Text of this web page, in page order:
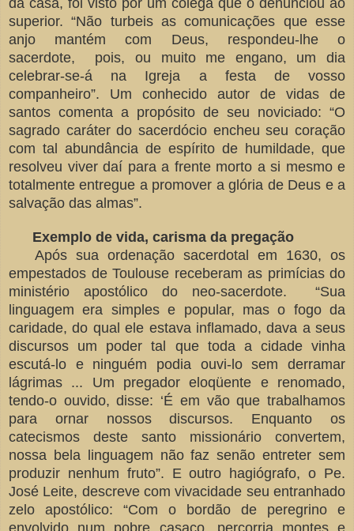
superior. “Não turbeis as comunicações que esse
anjo mantém com Deus, respondeu-lhe o
sacerdote, pois, ou muito me engano, um dia
celebrar-se-á na Igreja a festa de vosso
companheiro”. Um conhecido autor de vidas de
santos comenta a propósito de seu noviciado: “O
sagrado caráter do sacerdócio encheu seu coração
com tal abundância de espírito de humildade, que
resolveu viver daí para a frente morto a si mesmo e
totalmente entregue a promover a glória de Deus e a
salvação das almas”.
Exemplo de vida, carisma da pregação
Após sua ordenação sacerdotal em 1630, os
empestados de Toulouse receberam as primícias do
ministério apostólico do neo-sacerdote. “Sua
linguagem era simples e popular, mas o fogo da
caridade, do qual ele estava inflamado, dava a seus
discursos um poder tal que toda a cidade vinha
escutá-lo e ninguém podia ouvi-lo sem derramar
lágrimas ... Um pregador eloqüente e renomado,
tendo-o ouvido, disse: ‘É em vão que trabalhamos
para ornar nossos discursos. Enquanto os
catecismos deste santo missionário convertem,
nossa bela linguagem não faz senão entreter sem
produzir nenhum fruto”. E outro hagiógrafo, o Pe.
José Leite, descreve com vivacidade seu entranhado
zelo apostólico: “Com o bordão de peregrino e
envolvido num pobre casaco, percorria montes e